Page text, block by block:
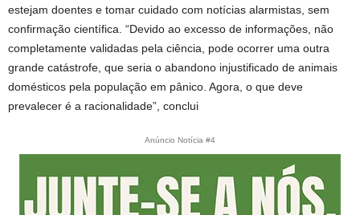
estejam doentes e tomar cuidado com notícias alarmistas, sem
confirmação científica. “Devido ao excesso de informações, não
completamente validadas pela ciência, pode ocorrer uma outra
grande catástrofe, que seria o abandono injustificado de animais
domésticos pela população em pânico. Agora, o que deve
prevalecer é a racionalidade”, conclui
Anúncio Notícia #4